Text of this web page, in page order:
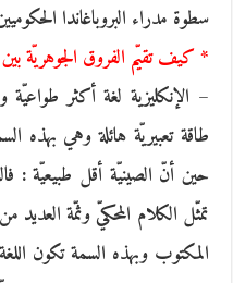
سطوة مدراء البروباغاندا
* كيف تقيّم الفروق الجوهريّة بين
– الإنكليزية لغة أكثر
طاقة تعبيريّة هائلة وهي بهذه
حين أنّ الصينيّة أقل طبيعيّة :
تمثّل الكلام المحكيّ وثمّة
المكتوب وبهذه السمة تكون